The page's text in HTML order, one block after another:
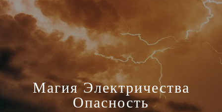
Магия Электричества
Опасность